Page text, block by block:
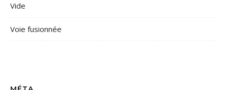
Vide
Voie fusionnée